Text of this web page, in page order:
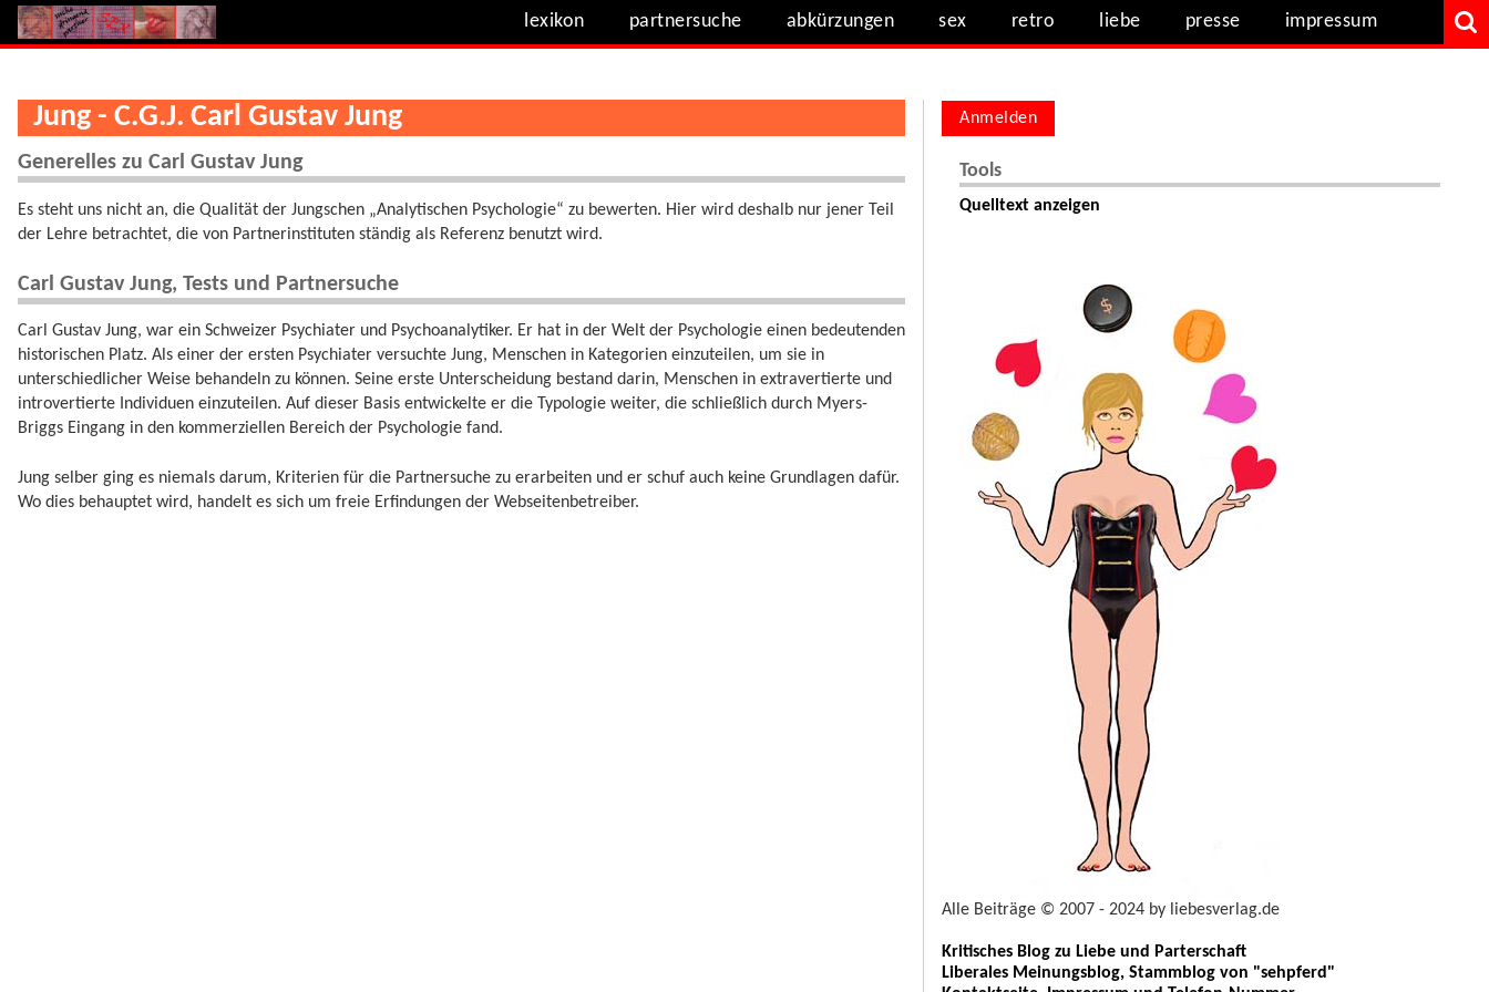
lexikon partnersuche abkürzungen sex retro liebe presse impressum
Jung - C.G.J. Carl Gustav Jung
Generelles zu Carl Gustav Jung
Es steht uns nicht an, die Qualität der Jungschen „Analytischen Psychologie“ zu bewerten. Hier wird deshalb nur jener Teil
der Lehre betrachtet, die von Partnerinstituten ständig als Referenz benutzt wird.
Carl Gustav Jung, Tests und Partnersuche
Carl Gustav Jung, war ein Schweizer Psychiater und Psychoanalytiker. Er hat in der Welt der Psychologie einen bedeutenden
historischen Platz. Als einer der ersten Psychiater versuchte Jung, Menschen in Kategorien einzuteilen, um sie in
unterschiedlicher Weise behandeln zu können. Seine erste Unterscheidung bestand darin, Menschen in extravertierte und
introvertierte Individuen einzuteilen. Auf dieser Basis entwickelte er die Typologie weiter, die schließlich durch Myers-
Briggs Eingang in den kommerziellen Bereich der Psychologie fand.
Jung selber ging es niemals darum, Kriterien für die Partnersuche zu erarbeiten und er schuf auch keine Grundlagen dafür.
Wo dies behauptet wird, handelt es sich um freie Erfindungen der Webseitenbetreiber.
Anmelden
Tools
Quelltext anzeigen
Alle Beiträge © 2007 - 2024 by liebesverlag.de
Kritisches Blog zu Liebe und Parterschaft
Liberales Meinungsblog, Stammblog von "sehpferd"